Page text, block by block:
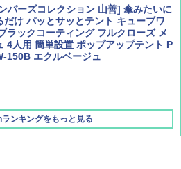
パーズコレクション 山善] 傘みたいに
だけ パッとサッとテント キューブワ
ラックコーティング フルクローズ メ
4人用 簡単設置 ポップアップテント P
150B エクルベージュ
ンキングをもっと見る